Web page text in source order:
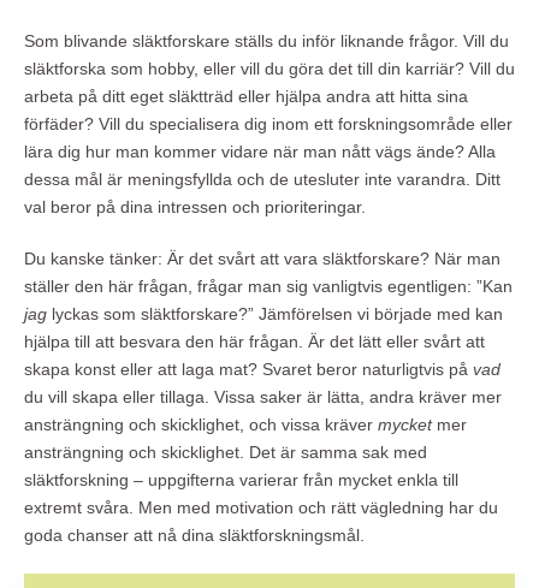
Som blivande släktforskare ställs du inför liknande frågor. Vill du
släktforska som hobby, eller vill du göra det till din karriär? Vill du
arbeta på ditt eget släktträd eller hjälpa andra att hitta sina
förfäder? Vill du specialisera dig inom ett forskningsområde eller
lära dig hur man kommer vidare när man nått vägs ände? Alla
dessa mål är meningsfyllda och de utesluter inte varandra. Ditt
val beror på dina intressen och prioriteringar.
Du kanske tänker: Är det svårt att vara släktforskare? När man
ställer den här frågan, frågar man sig vanligtvis egentligen: ”Kan
jag lyckas som släktforskare?” Jämförelsen vi började med kan
hjälpa till att besvara den här frågan. Är det lätt eller svårt att
skapa konst eller att laga mat? Svaret beror naturligtvis på vad
du vill skapa eller tillaga. Vissa saker är lätta, andra kräver mer
ansträngning och skicklighet, och vissa kräver mycketmer
ansträngning och skicklighet. Det är samma sak med
släktforskning – uppgifterna varierar från mycket enkla till
extremt svåra. Men med motivation och rätt vägledning har du
goda chanser att nå dina släktforskningsmål.